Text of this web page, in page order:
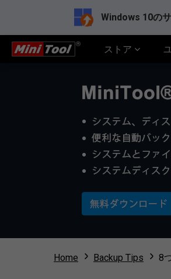
Windows 10の
ストア
Home Backup Tips 8